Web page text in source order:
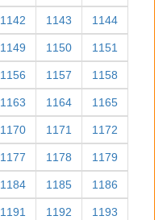
1142 1143 1144
1149 1150 1151
1156 1157 1158
1163 1164 1165
1170 1171 1172
1177 1178 1179
1184 1185 1186
1191 1192 1193